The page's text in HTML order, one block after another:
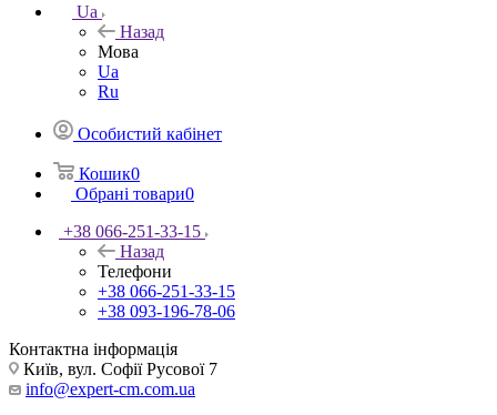
Ua
Назад
Мова
Ua
Ru
Особистий кабінет
Кошик0
Обрані товари0
+38 066-251-33-15
Назад
Телефони
+38 066-251-33-15
+38 093-196-78-06
Контактна інформація
Київ, вул. Софії Русової 7
info@expert-cm.com.ua